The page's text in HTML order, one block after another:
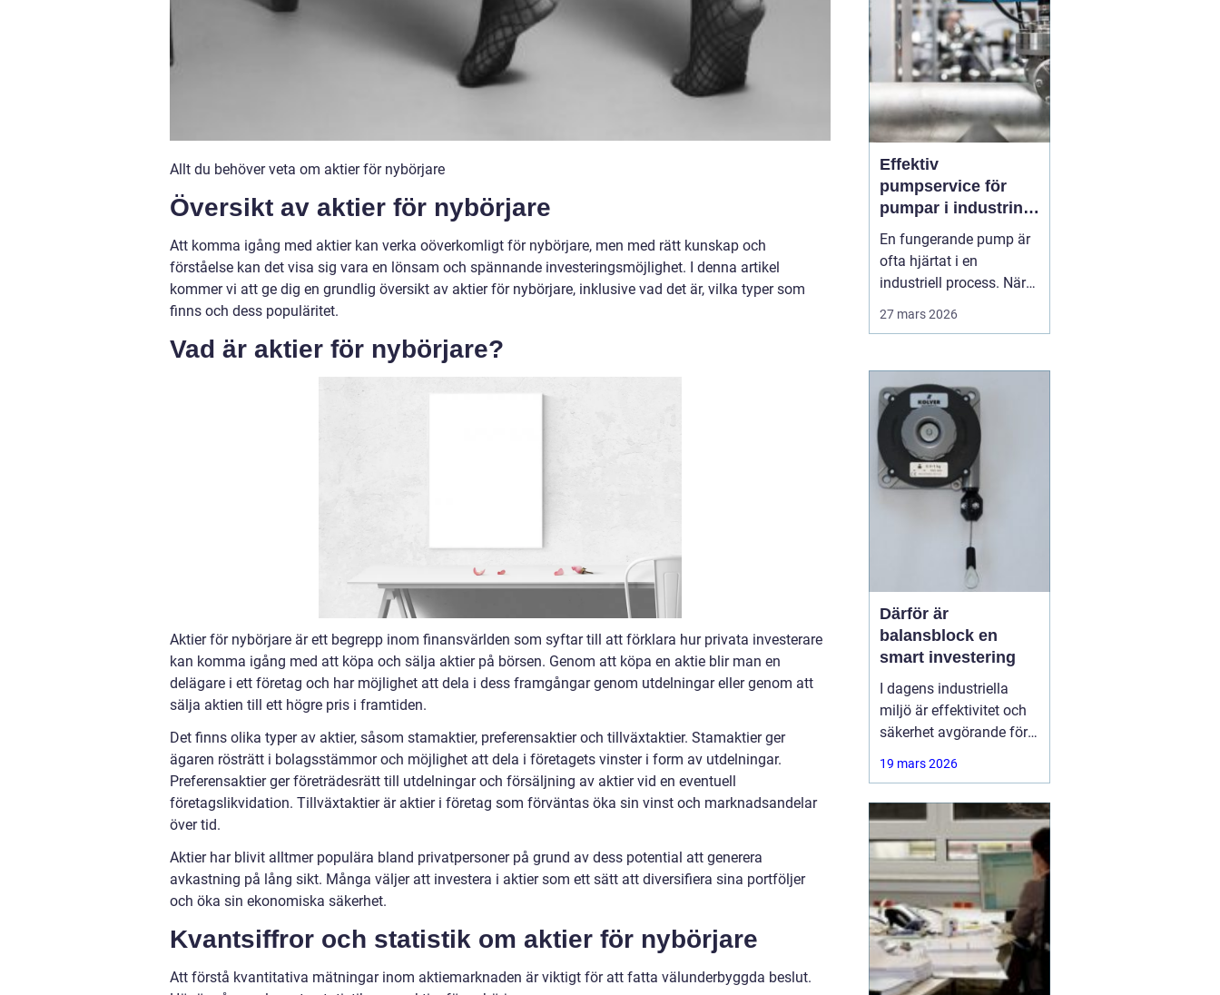
Allt du behöver veta om aktier för nybörjare
Översikt av aktier för nybörjare
Att komma igång med aktier kan verka oöverkomligt för nybörjare, men med rätt kunskap och
förståelse kan det visa sig vara en lönsam och spännande investeringsmöjlighet. I denna artikel
kommer vi att ge dig en grundlig översikt av aktier för nybörjare, inklusive vad det är, vilka typer som
finns och dess populäritet.
Vad är aktier för nybörjare?
Aktier för nybörjare är ett begrepp inom finansvärlden som syftar till att förklara hur privata investerare
kan komma igång med att köpa och sälja aktier på börsen. Genom att köpa en aktie blir man en
delägare i ett företag och har möjlighet att dela i dess framgångar genom utdelningar eller genom att
sälja aktien till ett högre pris i framtiden.
Det finns olika typer av aktier, såsom stamaktier, preferensaktier och tillväxtaktier. Stamaktier ger
ägaren rösträtt i bolagsstämmor och möjlighet att dela i företagets vinster i form av utdelningar.
Preferensaktier ger företrädesrätt till utdelningar och försäljning av aktier vid en eventuell
företagslikvidation. Tillväxtaktier är aktier i företag som förväntas öka sin vinst och marknadsandelar
över tid.
Aktier har blivit alltmer populära bland privatpersoner på grund av dess potential att generera
avkastning på lång sikt. Många väljer att investera i aktier som ett sätt att diversifiera sina portföljer
och öka sin ekonomiska säkerhet.
Kvantsiffror och statistik om aktier för nybörjare
Att förstå kvantitativa mätningar inom aktiemarknaden är viktigt för att fatta välunderbyggda beslut.
däremot planering,
samarbete och ett...
Effektiv
pumpservice för
pumpar i industrin –
så undviks dyra
driftstopp
En fungerande pump är
ofta hjärtat i en
industriell process. När
professionell
Pumpservice- pumpar...
27 mars 2026
Därför är
balansblock en
smart investering
I dagens industriella
miljö är effektivitet och
säkerhet avgörande för
hjälpmedel som har
blivit alltmer populärt är
19 mars 2026